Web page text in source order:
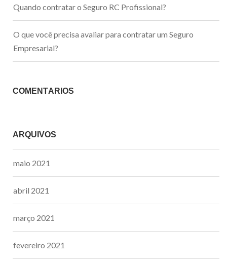
Quando contratar o Seguro RC Profissional?
O que você precisa avaliar para contratar um Seguro
Empresarial?
COMENTÁRIOS
ARQUIVOS
maio 2021
abril 2021
março 2021
fevereiro 2021